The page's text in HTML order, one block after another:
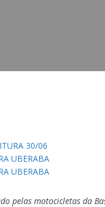
pelas motocicletas da